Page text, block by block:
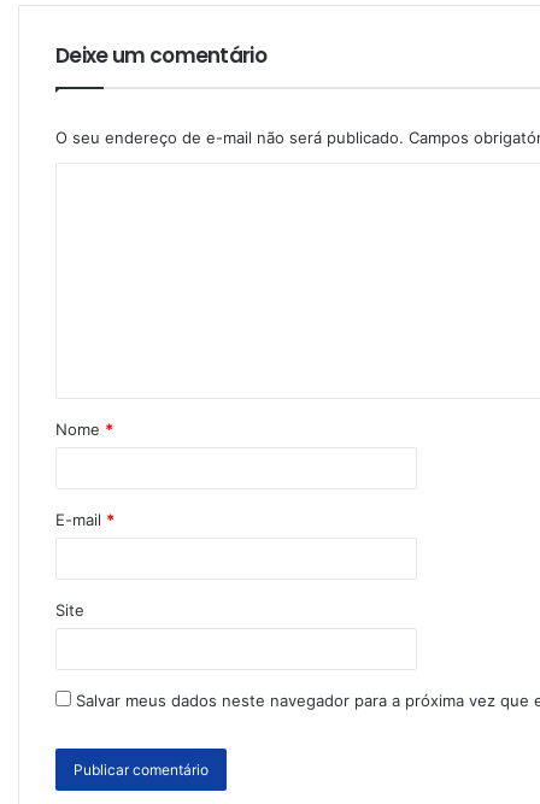
Deixe um comentário
O seu endereço de e-mail não será publicado. Campos
Nome *
E-mail *
Site
Salvar meus dados neste navegador para a próxima vez que